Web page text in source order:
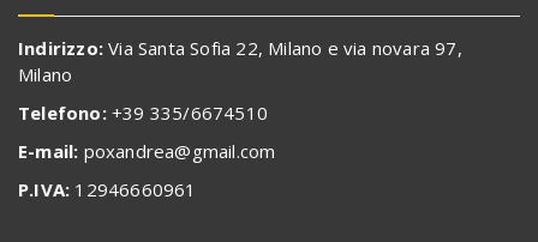
Indirizzo: Via Santa Sofia 22, Milano e via novara 97,
Milano
Telefono:+39 335/6674510
E-mail: poxandrea@gmail.com
P.IVA: 12946660961